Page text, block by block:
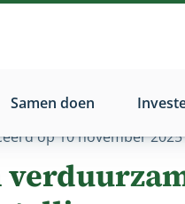
Samen doen
op10 november 2025